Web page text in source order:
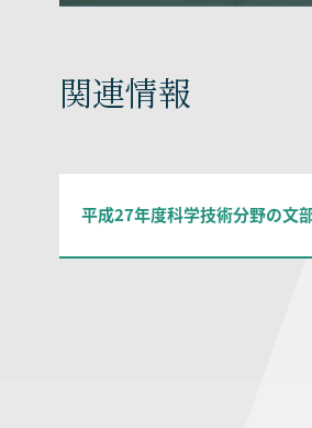
関連情報
平成27年度科学技術分野の文